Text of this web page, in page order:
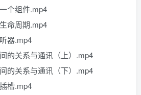
个组件.mp4
命周期.mp4
器.mp4
的关系与通讯（上）.mp4
的关系与通讯（下）.mp4
槽.mp4